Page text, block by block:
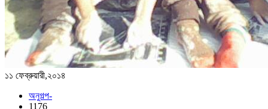
১১ ফেব্রুয়ারী,২০১৪
অনুগল্প-
1176